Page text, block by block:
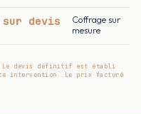
devis
Coffrage sur
mesure
Le devis définitif est établi
intervention. Le prix facturé